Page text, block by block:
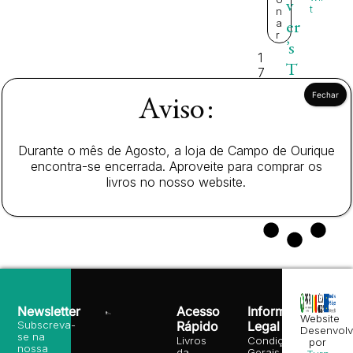
1
7
€
n
a
r
v
er
’s
T
s
t
Acesso
Rápido
Livros
Informação
Legal
Condições
Newsletter
Subscreva-
se na
nossa
Website
por
Aviso:
Durante o mês de Agosto, a loja de Campo de Ourique
encontra-se encerrada. Aproveite para comprar os
livros no nosso website.